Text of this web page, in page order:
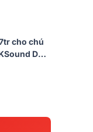
cho chú
DKA